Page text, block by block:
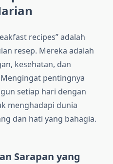
recipes” adalah
resep. Mereka adalah
kesehatan, dan
pentingnya
setiap hari dengan
menghadapi dunia
dan hati yang bahagia.
Sarapan yang